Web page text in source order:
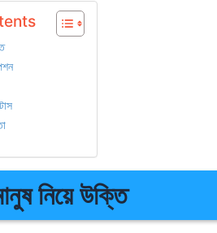
নিয়ে উক্তি